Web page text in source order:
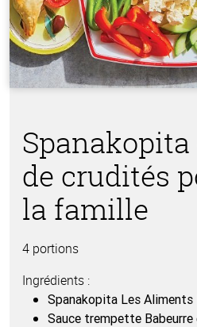
de crudités
la famille
4 portions
Ingrédients :
Spanakopita Les Aliments
Sauce trempette